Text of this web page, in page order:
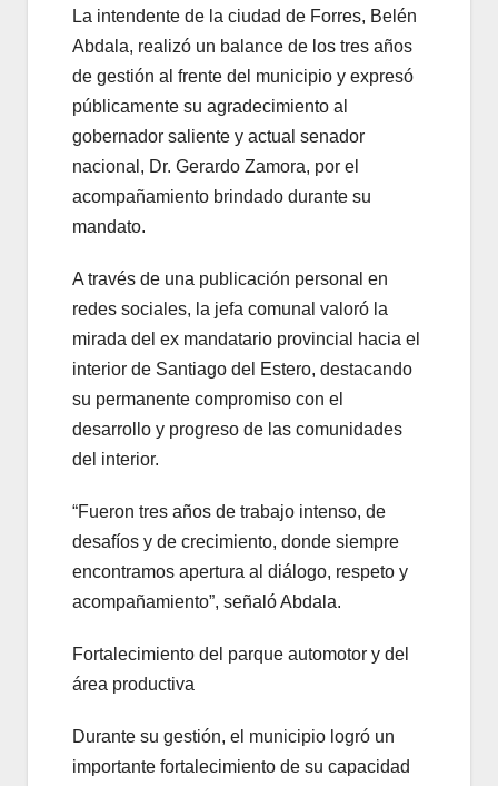
La intendente de la ciudad de Forres, Belén
Abdala, realizó un balance de los tres años
de gestión al frente del municipio y expresó
públicamente su agradecimiento al
gobernador saliente y actual senador
nacional, Dr. Gerardo Zamora, por el
acompañamiento brindado durante su
mandato.
A través de una publicación personal en
redes sociales, la jefa comunal valoró la
mirada del ex mandatario provincial hacia el
interior de Santiago del Estero, destacando
su permanente compromiso con el
desarrollo y progreso de las comunidades
del interior.
“Fueron tres años de trabajo intenso, de
desafíos y de crecimiento, donde siempre
encontramos apertura al diálogo, respeto y
acompañamiento”, señaló Abdala.
Fortalecimiento del parque automotor y del
área productiva
Durante su gestión, el municipio logró un
importante fortalecimiento de su capacidad